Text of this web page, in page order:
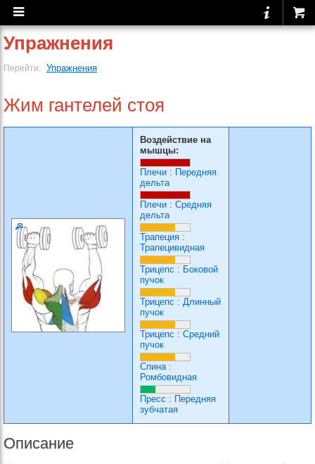
Упражнения
Перейти: Упражнения
Жим гантелей стоя
Воздействие на
мышцы:
Плечи : Передняя
дельта
Плечи : Средняя
дельта
Трапеция :
Трапецивидная
Трицепс : Боковой
пучок
Трицепс : Длинный
пучок
Трицепс : Средний
пучок
Спина:
Ромбовидная
Пресс : Передняя
зубчатая
Описание